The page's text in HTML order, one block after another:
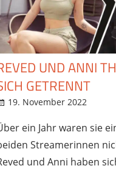
UND ANNI
GETRENNT
19. November 2022
ein Jahr waren sie
Streamerinnen
und Anni haben